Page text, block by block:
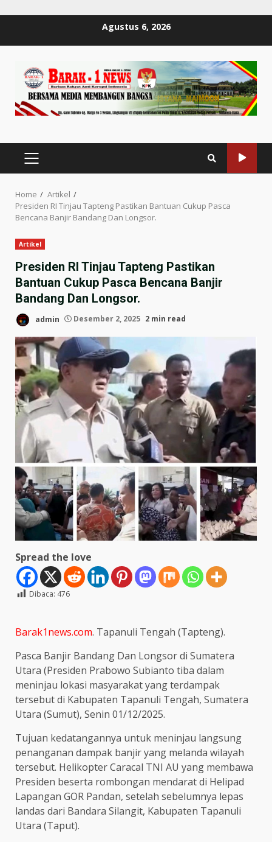
Agustus 6, 2026
PRIMARY
MENU
Home
Artikel
Presiden RI Tinjau Tapteng Pastikan Bantuan Cukup Pasca
Bencana Banjir Bandang Dan Longsor.
Artikel
Presiden RI Tinjau Tapteng Pastikan
Bantuan Cukup Pasca Bencana Banjir
Bandang Dan Longsor.
admin Desember 2, 2025 2 min read
Spread the love
Dibaca: 476
Barak1news.com. Tapanuli Tengah (Tapteng).
Pasca Banjir Bandang Dan Longsor di Sumatera
Utara (Presiden Prabowo Subianto tiba dalam
meninjau lokasi masyarakat yang terdampak
tersebut di Kabupaten Tapanuli Tengah, Sumatera
Utara (Sumut), Senin 01/12/2025.
Tujuan kedatangannya untuk meninjau langsung
penanganan dampak banjir yang melanda wilayah
tersebut. Helikopter Caracal TNI AU yang membawa
Presiden beserta rombongan mendarat di Helipad
Lapangan GOR Pandan, setelah sebelumnya lepas
landas dari Bandara Silangit, Kabupaten Tapanuli
Utara (Taput).